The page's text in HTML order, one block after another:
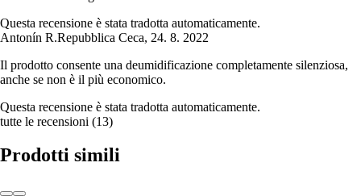
Questa recensione è stata tradotta automaticamente.
Antonín R.Repubblica Ceca, 24. 8. 2022
Il prodotto consente una deumidificazione completamente silenziosa,
anche se non è il più economico.
Questa recensione è stata tradotta automaticamente.
tutte le recensioni (13)
Prodotti simili